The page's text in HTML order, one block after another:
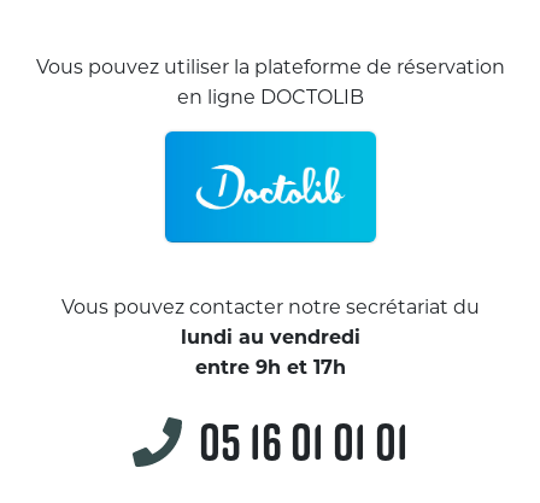
Vous pouvez utiliser la plateforme de réservation
en ligne DOCTOLIB
Vous pouvez contacter notre secrétariat du
lundi au vendredi
entre 9h et 17h
05 16 01 01 01